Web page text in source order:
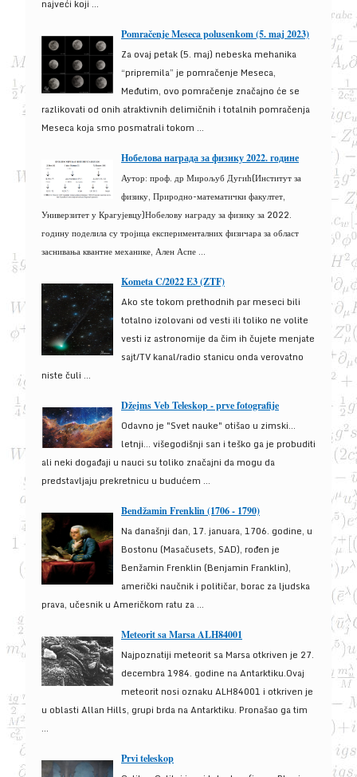
najveći koji ...
Pomračenje Meseca polusenkom (5. maj 2023)
Za ovaj petak (5. maj) nebeska mehanika
“pripremila” je pomračenje Meseca,
Međutim, ovo pomračenje značajno će se
razlikovati od onih atraktivnih delimičnih i totalnih pomračenja
Meseca koja smo posmatrali tokom ...
Нобелова награда за физику 2022. године
Аутор: проф. др Мирољуб Дугић(Институт за
физику, Природно-математички факултет,
Универзитет у Крагујевцу)Нобелову награду за физику за 2022.
годину поделила су тројица експерименталних физичара за област
заснивања квантне механике, Ален Аспе ...
Kometa C/2022 E3 (ZTF)
Ako ste tokom prethodnih par meseci bili
totalno izolovani od vesti ili toliko ne volite
vesti iz astronomije da čim ih čujete menjate
sajt/TV kanal/radio stanicu onda verovatno
niste čuli ...
Džejms Veb Teleskop - prve fotografije
Odavno je "Svet nauke" otišao u zimski...
letnji... višegodišnji san i teško ga je probuditi
ali neki događaji u nauci su toliko značajni da mogu da
predstavljaju prekretnicu u budućem ...
Bendžamin Frenklin (1706 - 1790)
Na današnji dan, 17. januara, 1706. godine, u
Bostonu (Masačusets, SAD), rođen je
Benžamin Frenklin (Benjamin Franklin),
američki naučnik i političar, borac za ljudska
prava, učesnik u Američkom ratu za ...
Meteorit sa Marsa ALH84001
Najpoznatiji meteorit sa Marsa otkriven je 27.
decembra 1984. godine na Antarktiku.Ovaj
meteorit nosi oznaku ALH84001 i otkriven je
u oblasti Allan Hills, grupi brda na Antarktiku. Pronašao ga tim
...
Prvi teleskop